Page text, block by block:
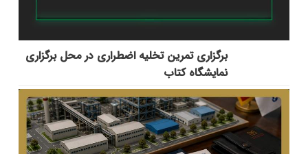
برگزاری تمرین تخلیه اضطراری در محل برگزاری
نمایشگاه کتاب